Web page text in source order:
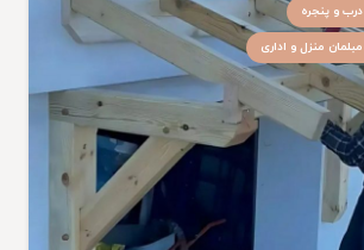
و پنجره
منزل و اداری